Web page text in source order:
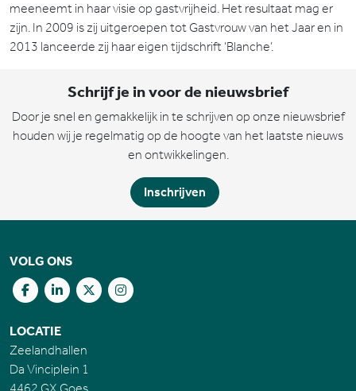
meeneemt in haar visie op gastvrijheid. Het resultaat mag er
zijn. In 2009 is zij uitgeroepen tot Gastvrouw van het Jaar en in
2013 lanceerde zij haar eigen tijdschrift ‘Blanche’.
Schrijf je in voor de nieuwsbrief
Door je snel en gemakkelijk in te schrijven op onze nieuwsbrief
houden wij je regelmatig op de hoogte van het laatste nieuws
en ontwikkelingen.
Inschrijven
VOLG ONS
LOCATIE
Zeelandhallen
Da Vinciplein 1